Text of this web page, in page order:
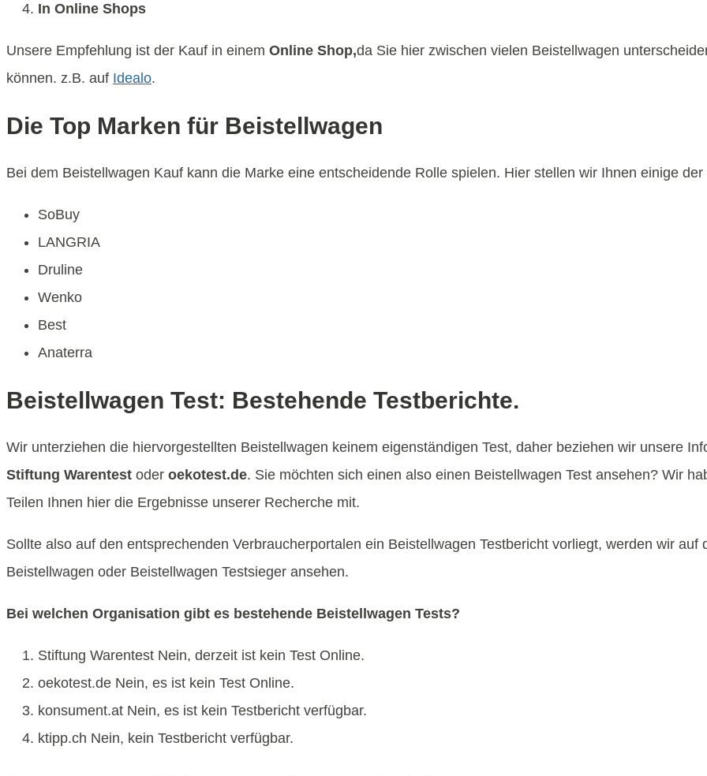
In Online Shops
Unsere Empfehlung ist der Kauf in einem Online Shop,da Sie hier zwischen vielen Beistellwagen
können. z.B. auf Idealo.
Die Top Marken für Beistellwagen
Bei dem Beistellwagen Kauf kann die Marke eine entscheidende Rolle spielen. Hier stellen wir Ihnen einige
SoBuy
LANGRIA
Druline
Wenko
Best
Anaterra
Beistellwagen Test: Bestehende Testberichte.
Wir unterziehen die hiervorgestellten Beistellwagen keinem eigenständigen Test, daher beziehen wir unsere
Stiftung Warentest oder oekotest.de. Sie möchten sich einen also einen Beistellwagen Test ansehen? Wir
Teilen Ihnen hier die Ergebnisse unserer Recherche mit.
Sollte also auf den entsprechenden Verbraucherportalen ein Beistellwagen Testbericht vorliegt, werden wir
Beistellwagen oder Beistellwagen Testsieger ansehen.
Bei welchen Organisation gibt es bestehende Beistellwagen Tests?
Stiftung Warentest Nein, derzeit ist kein Test Online.
oekotest.de Nein, es ist kein Test Online.
konsument.at Nein, es ist kein Testbericht verfügbar.
ktipp.ch Nein, kein Testbericht verfügbar.